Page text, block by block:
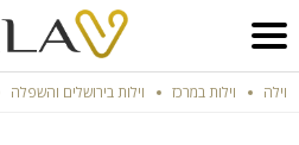
וילה וילות במרכז וילות בירושלים והשפלה